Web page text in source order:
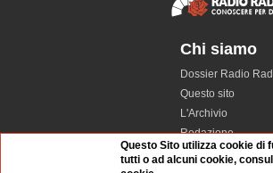
Chi siamo
Dossier Radio
Questo sito
L'Archivio
Redazione
La musica da
Questo Sito utilizza cookie di
tutti o ad alcuni cookie,